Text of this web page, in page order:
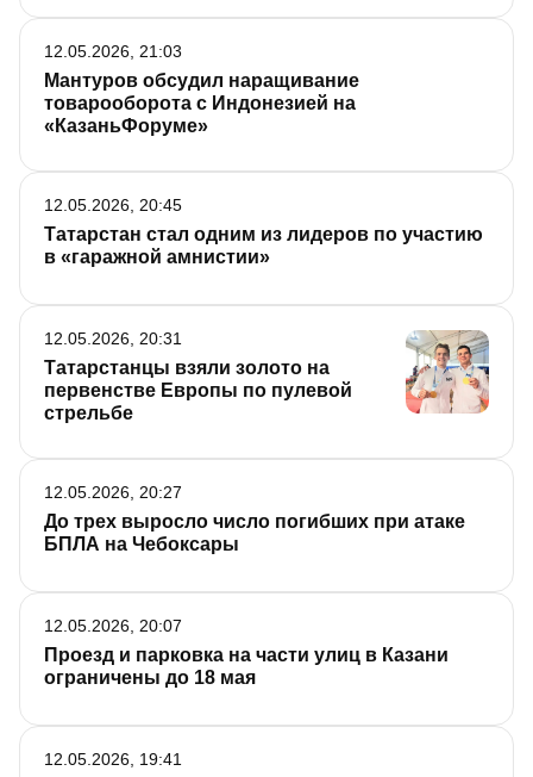
Мантуров обсудил наращивание
товарооборота с Индонезией на
«КазаньФоруме»
12.05.2026, 21:03
Татарстан стал одним из лидеров по участию
в «гаражной амнистии»
12.05.2026, 20:45
Татарстанцы взяли золото на
первенстве Европы по пулевой
стрельбе
12.05.2026, 20:31
До трех выросло число погибших при атаке
БПЛА на Чебоксары
12.05.2026, 20:27
Проезд и парковка на части улиц в Казани
ограничены до 18 мая
12.05.2026, 20:07
12.05.2026, 19:41